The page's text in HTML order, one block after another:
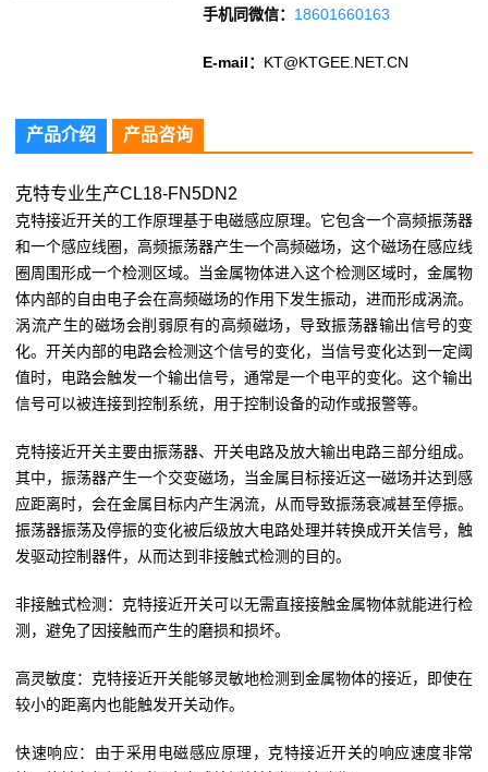
手机同微信： 18601660163
E-mail： KT@KTGEE.NET.CN
产品介绍 产品咨询
克特专业生产CL18-FN5DN2
克特接近开关的工作原理基于电磁感应原理。它包含一个高频振荡器
和一个感应线圈，高频振荡器产生一个高频磁场，这个磁场在感应线
圈周围形成一个检测区域。当金属物体进入这个检测区域时，金属物
体内部的自由电子会在高频磁场的作用下发生振动，进而形成涡流。
涡流产生的磁场会削弱原有的高频磁场，导致振荡器输出信号的变
化。开关内部的电路会检测这个信号的变化，当信号变化达到一定阈
值时，电路会触发一个输出信号，通常是一个电平的变化。这个输出
信号可以被连接到控制系统，用于控制设备的动作或报警等。
克特接近开关主要由振荡器、开关电路及放大输出电路三部分组成。
其中，振荡器产生一个交变磁场，当金属目标接近这一磁场并达到感
应距离时，会在金属目标内产生涡流，从而导致振荡衰减甚至停振。
振荡器振荡及停振的变化被后级放大电路处理并转换成开关信号，触
发驱动控制器件，从而达到非接触式检测的目的。
非接触式检测：克特接近开关可以无需直接接触金属物体就能进行检
测，避免了因接触而产生的磨损和损坏。
高灵敏度：克特接近开关能够灵敏地检测到金属物体的接近，即使在
较小的距离内也能触发开关动作。
快速响应：由于采用电磁感应原理，克特接近开关的响应速度非常